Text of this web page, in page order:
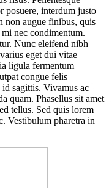
posuere, interdum justo
non augue finibus, quis
nec condimentum.
Nunc eleifend nibh
eget dui vitae
ligula fermentum
congue felis
sagittis. Vivamus ac
quam. Phasellus sit amet
tellus. Sed quis lorem
Vestibulum pharetra in